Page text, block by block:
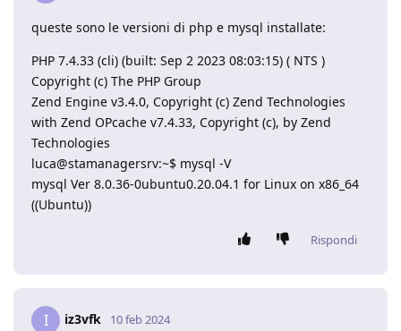
queste sono le versioni di php e mysql installate:
PHP 7.4.33 (cli) (built: Sep 2 2023 08:03:15) ( NTS )
Copyright (c) The PHP Group
Zend Engine v3.4.0, Copyright (c) Zend Technologies
with Zend OPcache v7.4.33, Copyright (c), by Zend
Technologies
luca@stamanagersrv:~$ mysql -V
mysql Ver 8.0.36-0ubuntu0.20.04.1 for Linux on x86_64
((Ubuntu))
Rispondi
I iz3vfk 10 feb 2024